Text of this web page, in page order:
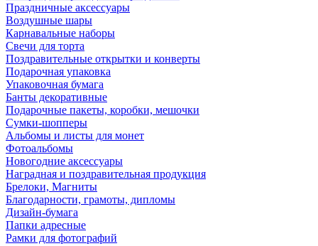
Праздничные аксессуары
Воздушные шары
Карнавальные наборы
Свечи для торта
Поздравительные открытки и конверты
Подарочная упаковка
Упаковочная бумага
Банты декоративные
Подарочные пакеты, коробки, мешочки
Сумки-шопперы
Альбомы и листы для монет
Фотоальбомы
Новогодние аксессуары
Наградная и поздравительная продукция
Брелоки, Магниты
Благодарности, грамоты, дипломы
Дизайн-бумага
Папки адресные
Рамки для фотографий